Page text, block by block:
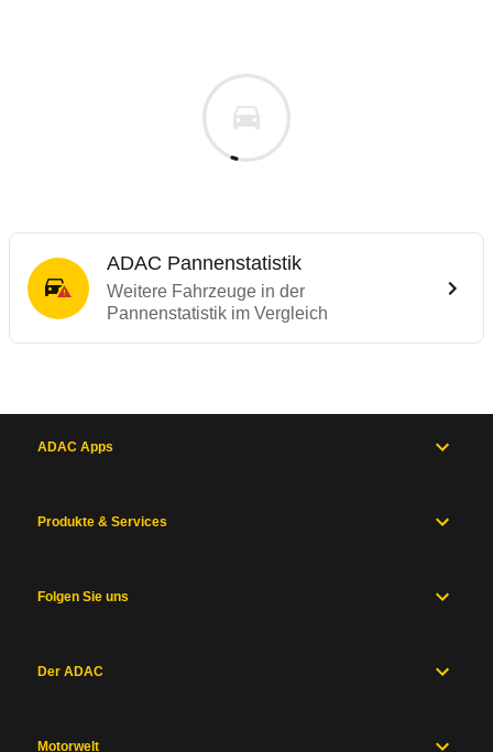
ADAC Pannenstatistik
Weitere Fahrzeuge in der
Pannenstatistik im Vergleich
ADAC Apps
Produkte & Services
Folgen Sie uns
Der ADAC
Motorwelt